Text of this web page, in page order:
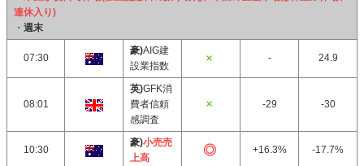
連休入り)
・ 週末
07:30
豪)AIG建
設業指数
- 24.9
08:01
英)GFK消
費者信頼
感調査
-29 -30
10:30
豪)小売売
上高
+16.3% -17.7%